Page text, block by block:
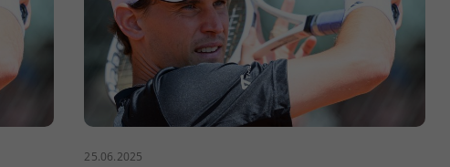
25.06.2025